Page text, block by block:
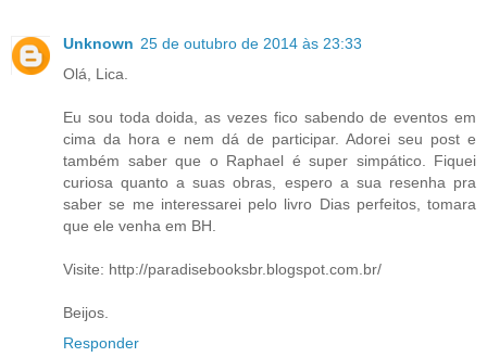
Unknown 25 de outubro de 2014 às 23:33
Olá, Lica.
Eu sou toda doida, as vezes fico sabendo de eventos em
cima da hora e nem dá de participar. Adorei seu post e
também saber que o Raphael é super simpático. Fiquei
curiosa quanto a suas obras, espero a sua resenha pra
saber se me interessarei pelo livro Dias perfeitos, tomara
que ele venha em BH.
Visite: http://paradisebooksbr.blogspot.com.br/
Beijos.
Responder